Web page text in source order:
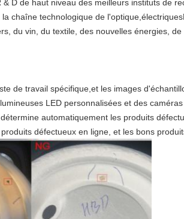
D de haut niveau des meilleurs instituts de
chaîne technologique de
du vin, du textile, des nouvelles énergies,
de travail spécifique,et les images
LED personnalisées et des
automatiquement les produits
défectueux en ligne, et les bons